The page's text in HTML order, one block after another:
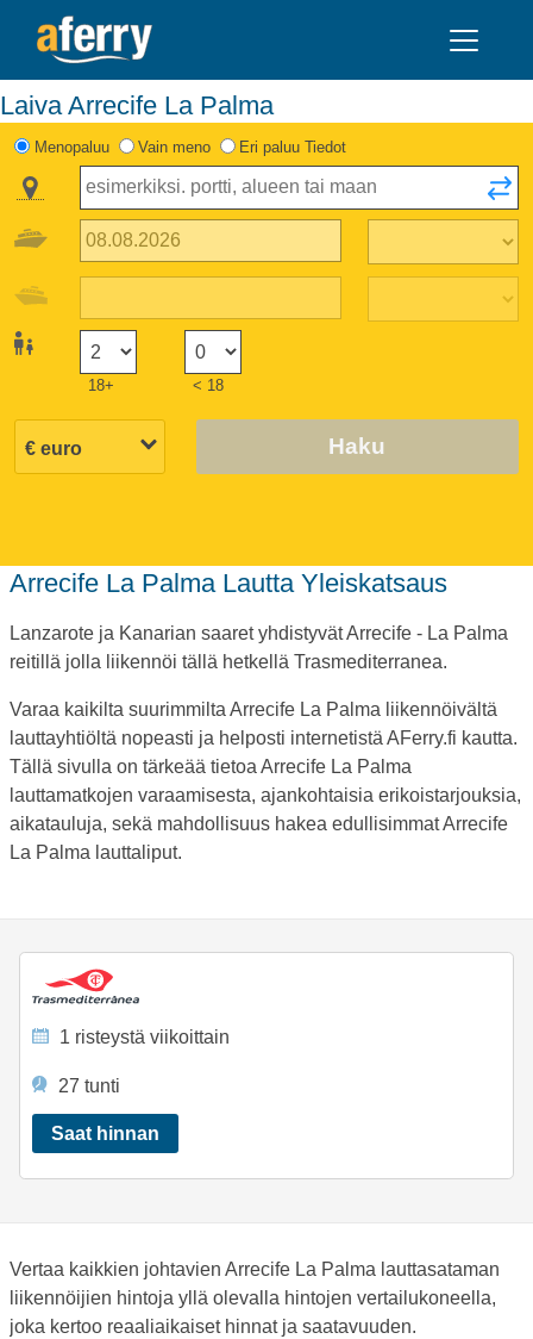
Laiva Arrecife La Palma
Menopaluu Vain meno Eri paluu Tiedot
18+ < 18
Haku
Arrecife La Palma Lautta Yleiskatsaus
Lanzarote ja Kanarian saaret yhdistyvät Arrecife - La Palma
reitillä jolla liikennöi tällä hetkellä Trasmediterranea.
Varaa kaikilta suurimmilta Arrecife La Palma liikennöivältä
lauttayhtiöltä nopeasti ja helposti internetistä AFerry.fi kautta.
Tällä sivulla on tärkeää tietoa Arrecife La Palma
lauttamatkojen varaamisesta, ajankohtaisia erikoistarjouksia,
aikatauluja, sekä mahdollisuus hakea edullisimmat Arrecife
La Palma lauttaliput.
1 risteystä viikoittain
27 tunti
Saat hinnan
Vertaa kaikkien johtavien Arrecife La Palma lauttasataman
liikennöijien hintoja yllä olevalla hintojen vertailukoneella,
joka kertoo reaaliaikaiset hinnat ja saatavuuden.